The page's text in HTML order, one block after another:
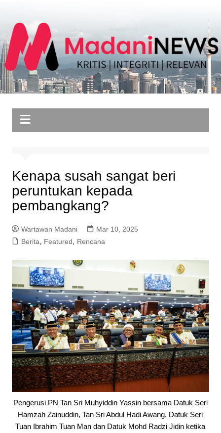
content
Kenapa susah sangat beri
peruntukan kepada
pembangkang?
Wartawan Madani
Mar 10, 2025
Berita, Featured, Rencana
Pengerusi PN Tan Sri Muhyiddin Yassin bersama Datuk Seri
Hamzah Zainuddin, Tan Sri Abdul Hadi Awang, Datuk Seri
Tuan Ibrahim Tuan Man dan Datuk Mohd Radzi Jidin ketika